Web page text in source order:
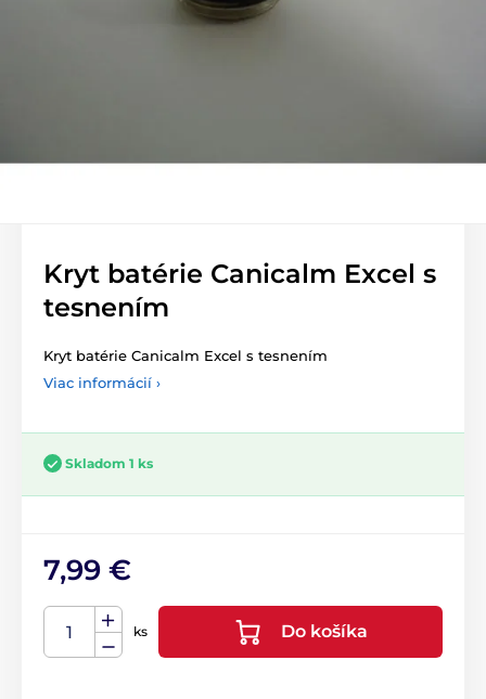
Kryt batérie Canicalm Excel s
tesnením
Kryt batérie Canicalm Excel s tesnením
Viac informácií ›
Skladom 1 ks
7,99 €
ks Do košíka